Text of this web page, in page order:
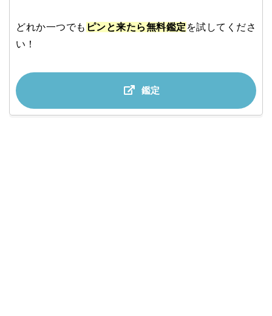
どれか一つでも ピンと来たら無料鑑定 を試してくださ
い！
鑑定